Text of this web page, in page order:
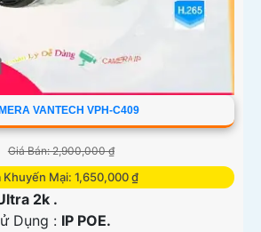
VANTECH VPH-C409
Giá Bán: 2,900,000 ₫
Khuyến Mại: 1,650,000 ₫
2k .
Dụng : IP POE.